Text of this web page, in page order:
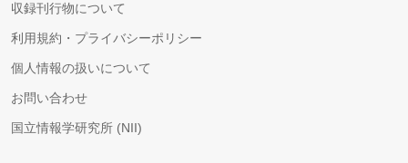
収録刊行物について
利用規約・プライバシーポリシー
個人情報の扱いについて
お問い合わせ
国立情報学研究所 (NII)